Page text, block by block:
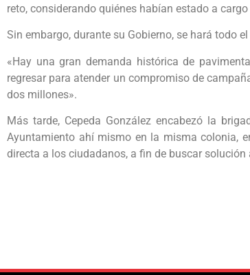
reto, considerando quiénes habían estado a
Sin embargo, durante su Gobierno, se hará todo
«Hay una gran demanda histórica de
regresar para atender un compromiso de
dos millones».
Más tarde, Cepeda González encabezó la
Ayuntamiento ahí mismo en la misma colonia,
directa a los ciudadanos, a fin de buscar solución